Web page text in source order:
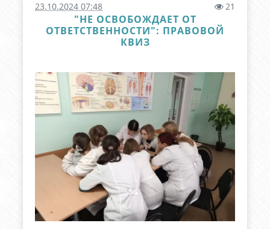
23.10.2024 07:48 21
"НЕ ОСВОБОЖДАЕТ ОТ
ОТВЕТСТВЕННОСТИ": ПРАВОВОЙ
КВИЗ